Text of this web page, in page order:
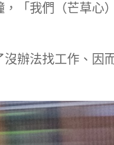
「我們（芒草心
辦法找工作、因